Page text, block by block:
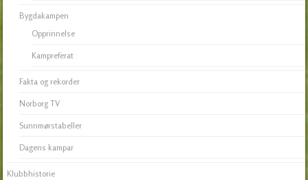
Bygdakampen
Opprinnelse
Kampreferat
Fakta og rekorder
Norborg TV
Sunnmørstabeller
Dagens kampar
Klubbhistorie